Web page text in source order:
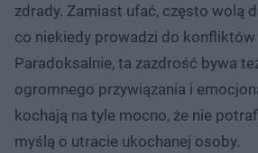
zdrady. Zamiast ufać, często wolą
co niekiedy prowadzi do konfliktów
Paradoksalnie, ta zazdrość bywa
ogromnego przywiązania i
kochają na tyle mocno, że nie
myślą o utracie ukochanej osoby.